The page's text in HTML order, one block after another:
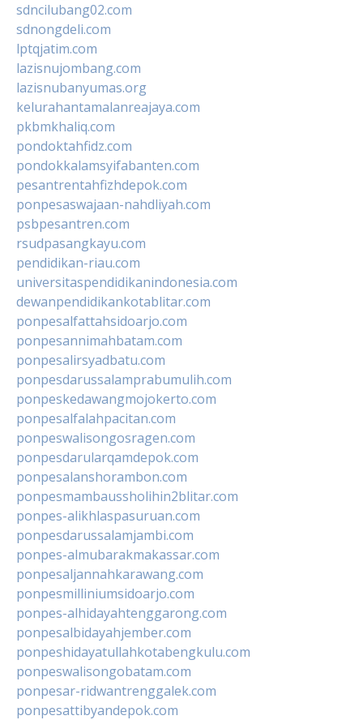
sdncilubang02.com
sdnongdeli.com
lptqjatim.com
lazisnujombang.com
lazisnubanyumas.org
kelurahantamalanreajaya.com
pkbmkhaliq.com
pondoktahfidz.com
pondokkalamsyifabanten.com
pesantrentahfizhdepok.com
ponpesaswajaan-nahdliyah.com
psbpesantren.com
rsudpasangkayu.com
pendidikan-riau.com
universitaspendidikanindonesia.com
dewanpendidikankotablitar.com
ponpesalfattahsidoarjo.com
ponpesannimahbatam.com
ponpesalirsyadbatu.com
ponpesdarussalamprabumulih.com
ponpeskedawangmojokerto.com
ponpesalfalahpacitan.com
ponpeswalisongosragen.com
ponpesdarularqamdepok.com
ponpesalanshorambon.com
ponpesmambaussholihin2blitar.com
ponpes-alikhlaspasuruan.com
ponpesdarussalamjambi.com
ponpes-almubarakmakassar.com
ponpesaljannahkarawang.com
ponpesmilliniumsidoarjo.com
ponpes-alhidayahtenggarong.com
ponpesalbidayahjember.com
ponpeshidayatullahkotabengkulu.com
ponpeswalisongobatam.com
ponpesar-ridwantrenggalek.com
ponpesattibyandepok.com